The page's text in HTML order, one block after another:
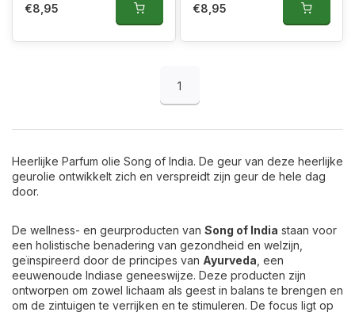
€8,95 €8,95
1
Heerlijke Parfum olie Song of India. De geur van deze heerlijke
geurolie ontwikkelt zich en verspreidt zijn geur de hele dag
door.
De wellness- en geurproducten van Song of India staan voor
een holistische benadering van gezondheid en welzijn,
geïnspireerd door de principes van Ayurveda , een
eeuwenoude Indiase geneeswijze. Deze producten zijn
ontworpen om zowel lichaam als geest in balans te brengen en
om de zintuigen te verrijken en te stimuleren. De focus ligt op